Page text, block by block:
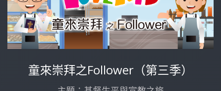
童來崇拜之Follower（第三季）